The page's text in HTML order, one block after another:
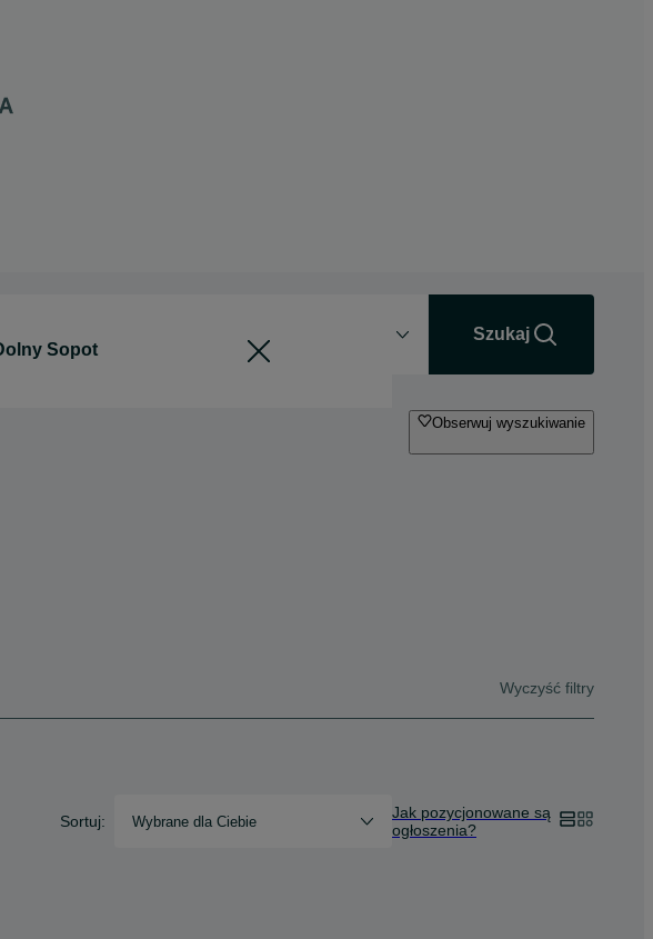
Szukaj
Obserwuj wyszukiwanie
Wyczyść filtry
Sortuj: Wybrane dla Ciebie
Jak pozycjonowane są
ogłoszenia?